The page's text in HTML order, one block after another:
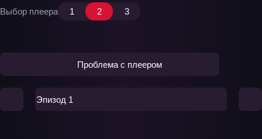
Выбор плеера 1 2 3
Проблема с плеером
Эпизод 1